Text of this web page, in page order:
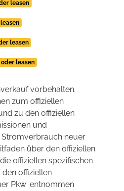
leasen
leasen
leasen
vorbehalten.
zum offiziellen
zu den offiziellen
und
neuer
über den offiziellen
offiziellen spezifischen
offiziellen
Pkw' entnommen